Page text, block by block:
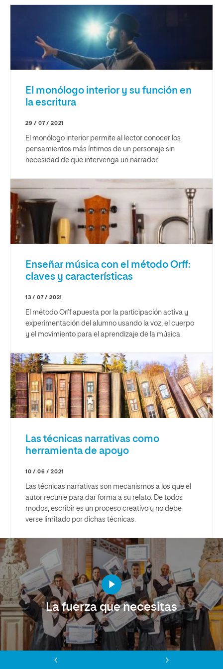
El monólogo interior y su función en
la escritura
29 / 07 / 2021
El monólogo interior permite al lector conocer los
pensamientos más íntimos de un personaje sin
necesidad de que intervenga un narrador.
Enseñar música con el método Orff:
claves y características
13 / 07 / 2021
El método Orff apuesta por la participación activa y
experimentación del alumno usando la voz, el cuerpo
y el movimiento para el aprendizaje de la música.
Las técnicas narrativas como
herramienta de apoyo
10 / 06 / 2021
Las técnicas narrativas son mecanismos a los que el
autor recurre para dar forma a su relato. De todos
modos, escribir es un proceso creativo y no debe
verse limitado por dichas técnicas.
La fuerza que necesitas